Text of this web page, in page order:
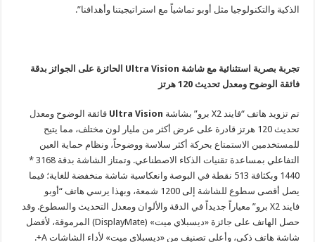
الذكية والتكنولوجيا مثل أوبو تماشياً مع استراتيجيتنا وأهدافنا”.
تجربة بصرية استثنائية مع شاشة Ultra Visionالحائزة على الجوائز بدقة
فائقة الوضوح ومعدل تحديث 120 هرتز
تم تزويد هاتف “فايند X2 برو” بشاشة Ultra Visionفائقة الوضوح ومعدل
تحديث 120 هرتز قادرة على عرض أكثر من مليار لون مختلف، مما يتيح
للمستخدمين الاستمتاع بحركة أكثر سلاسة ووضوحاً، ونظام حماية العين
التفاعلي بمساعدة تقنيات الذكاء الاصطناعي. وتمتاز الشاشة بدقة 3168 *
1440 وبكثافة 513 نقطة في البوصة وانعكاسية شاشة منخفضة للغاية؛ فيما
يصل أقصى سطوع للشاشة إلى 1200 شمعة، وبهذا يرسي هاتف “أوبو
فايند X2 برو” معياراً جديداً في الدقة والألوان ومعدل التحديث والسطوع. وقد
حصل الهاتف على جائزة «ديسبلاي ميت» (DisplayMate) المرموقة، لأفضل
شاشة هاتف ذكي، وأعلى تصنيف من «ديسبلاي ميت» لأداء الشاشات A+.